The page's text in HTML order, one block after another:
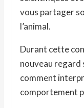
vous partager
l’animal.
Durant cette
nouveau regard
comment
comportement